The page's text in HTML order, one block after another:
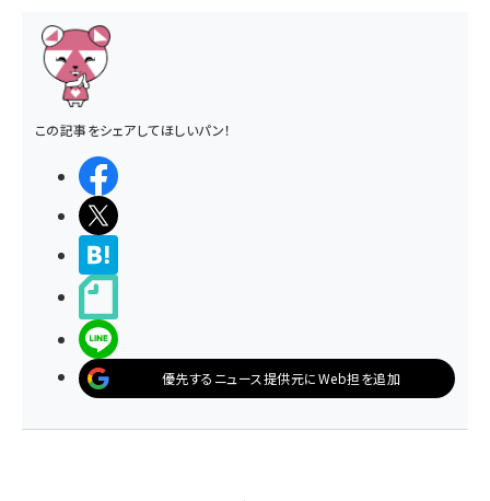
この記事をシェアしてほしいパン！
優先するニュース提供元にWeb担を追加